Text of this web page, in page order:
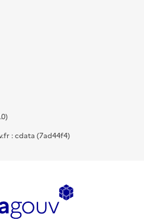
: cdata (7ad44f4)